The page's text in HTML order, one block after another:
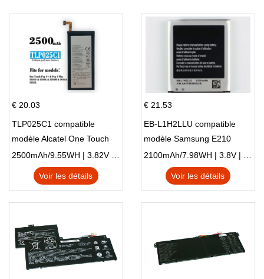
€ 20.03
TLP025C1 compatible
modèle Alcatel One Touch
Pop 4 Plus OT-5056D
2500mAh/9.55WH | 3.82V | Li-ion ...
Voir les détails
€ 21.53
EB-L1H2LLU compatible
modèle Samsung E210
E210K i939
2100mAh/7.98WH | 3.8V | Li-ion ...
Voir les détails